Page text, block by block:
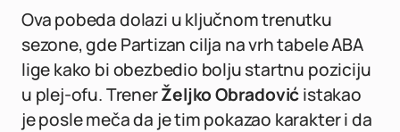
Ova pobeda dolazi u ključnom trenutku
sezone, gde Partizan cilja na vrh tabele ABA
lige kako bi obezbedio bolju startnu poziciju
u plej-ofu. TrenerŽeljko Obradovićistakao
je posle meča da je tim pokazao karakter i da